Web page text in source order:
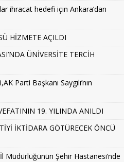
ihracat hedefi için Ankara’dan
HİZMETE AÇILDI
ÜNİVERSİTE TERCİH
Parti Başkanı Saygılı’nın
19. YILINDA ANILDI
İKTİDARA GÖTÜRECEK ÖNCÜ
Müdürlüğünün Şehir Hastanesi’nde